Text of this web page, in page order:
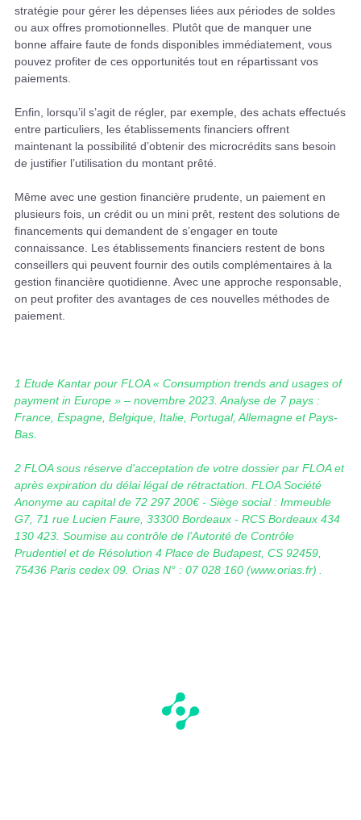
stratégie pour gérer les dépenses liées aux périodes de soldes
ou aux offres promotionnelles. Plutôt que de manquer une
bonne affaire faute de fonds disponibles immédiatement, vous
pouvez profiter de ces opportunités tout en répartissant vos
paiements.
Enfin, lorsqu’il s’agit de régler, par exemple, des achats effectués
entre particuliers, les établissements financiers offrent
maintenant la possibilité d’obtenir des microcrédits sans besoin
de justifier l’utilisation du montant prêté.
Même avec une gestion financière prudente, un paiement en
plusieurs fois, un crédit ou un mini prêt, restent des solutions de
financements qui demandent de s’engager en toute
connaissance. Les établissements financiers restent de bons
conseillers qui peuvent fournir des outils complémentaires à la
gestion financière quotidienne. Avec une approche responsable,
on peut profiter des avantages de ces nouvelles méthodes de
paiement.
1 Etude Kantar pour FLOA « Consumption trends and usages of
payment in Europe » – novembre 2023. Analyse de 7 pays :
France, Espagne, Belgique, Italie, Portugal, Allemagne et Pays-
Bas.
2 FLOA sous réserve d'acceptation de votre dossier par FLOA et
après expiration du délai légal de rétractation. FLOA Société
Anonyme au capital de 72 297 200€ - Siège social : Immeuble
G7, 71 rue Lucien Faure, 33300 Bordeaux - RCS Bordeaux 434
130 423. Soumise au contrôle de l’Autorité de Contrôle
Prudentiel et de Résolution 4 Place de Budapest, CS 92459,
75436 Paris cedex 09. Orias N° : 07 028 160 (www.orias.fr) .